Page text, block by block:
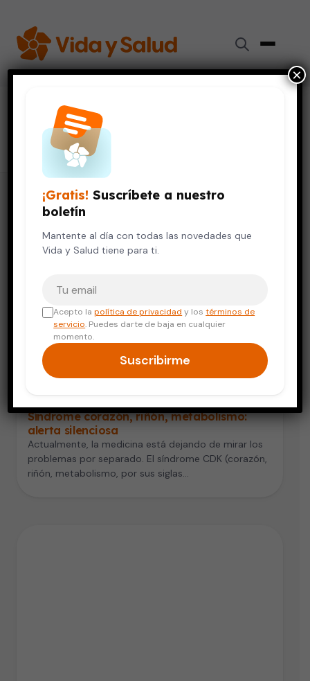
síndrome
27 artículos
Síndrome corazón, riñón, metabolismo:
alerta silenciosa
Actualmente, la medicina está dejando de mirar los
problemas por separado. El síndrome CDK (corazón,
riñón, metabolismo, por sus siglas…
¡Gratis! Suscríbete a nuestro
boletín
Mantente al día con todas las novedades que
Vida y Salud tiene para ti.
Acepto lapolítica de privacidad y lostérminos de
servicio. Puedes darte de baja en cualquier
momento.
Suscribirme
×